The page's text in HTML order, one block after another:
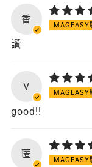
香
讚
V
good!!
匿